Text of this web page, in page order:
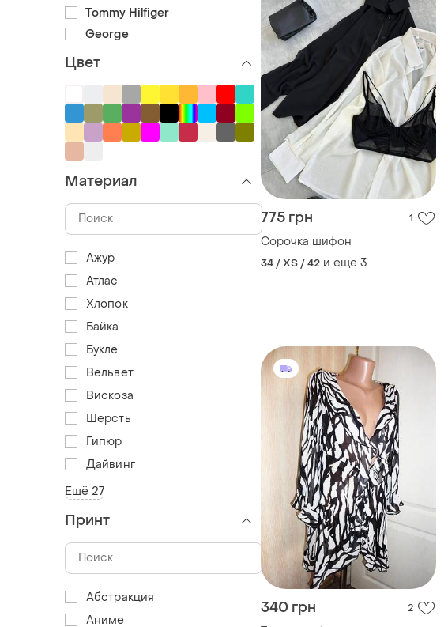
775 грн 1
Сорочка шифон
34 / XS / 42 и еще 3
340 грн 2
Tommy Hilfiger
George
Цвет
Материал
Ажур
Атлас
Хлопок
Байка
Букле
Вельвет
Вискоза
Шерсть
Гипюр
Дайвинг
Ещё 27
Принт
Абстракция
Аниме